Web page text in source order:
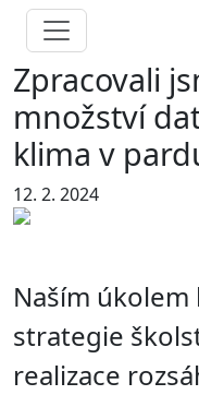
Zpracovali
množství
klima v
12. 2. 2024
Naším
strategie
realizace